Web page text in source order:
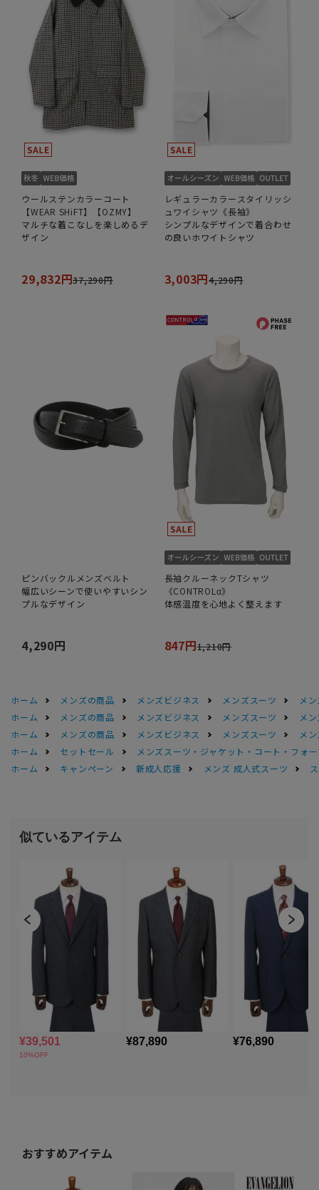
ウールステンカラーコート
【WEAR SHiFT】【OZMY】
マルチな着こなしを楽しめるデ
ザイン
29,832円37,290円
レギュラーカラースタイリッシ
ュワイシャツ《長袖》
シンプルなデザインで着合わせ
の良いホワイトシャツ
3,003円4,290円
ピンバックルメンズベルト
幅広いシーンで使いやすいシン
プルなデザイン
4,290円
長袖クルーネックTシャツ
《CONTROLα》
体感温度を心地よく整えます
847円1,210円
ホーム メンズの商品 メンズビジネス メンズスーツ
メ
ホーム
メンズの商品 メンズビジネス メンズスーツ
メ
ホーム
メンズの商品 メンズビジネス メンズスーツ
メ
ホーム
セットセール
メンズスーツ・ジャケット・コート・フォ
ホーム
キャンペーン 新成人応援 メンズ 成人式スーツ